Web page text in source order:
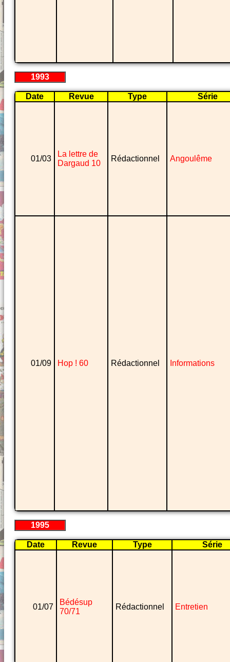
1993
Date Revue Type Série
01/03
La lettre de
Dargaud 10
Rédactionnel Angoulême
01/09 Hop ! 60 Rédactionnel Informations
1995
Date Revue Type Série
01/07
Bédésup
70/71
Rédactionnel Entretien